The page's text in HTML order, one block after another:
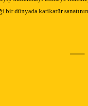
dünyada karikatür